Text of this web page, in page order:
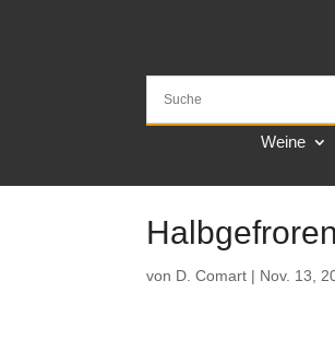
Weine
von D. Comart | Nov. 13,